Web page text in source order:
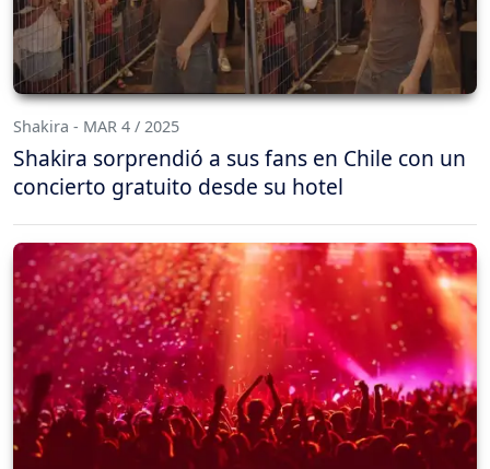
Shakira - MAR 4 / 2025
Shakira sorprendió a sus fans en Chile con un
concierto gratuito desde su hotel